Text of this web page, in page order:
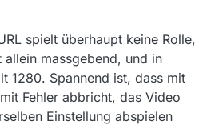
spielt überhaupt keine Rolle,
massgebend, und in
1280. Spannend ist, dass mit
Fehler abbricht, das Video
Einstellung abspielen